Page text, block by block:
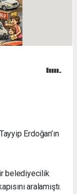
Erdoğan’ın
belediyecilik
aralamıştı.